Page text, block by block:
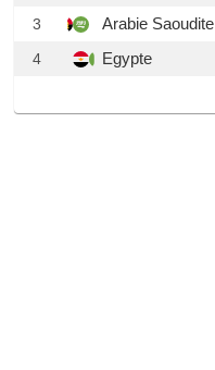
3
Arabie Saoudite
4
Egypte